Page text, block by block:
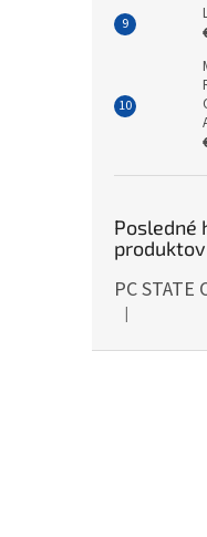
Posledné
produktov
PC STATE
Hodnotenie
|